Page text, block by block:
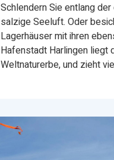
Schlendern Sie entlang
salzige Seeluft. Oder
Lagerhäuser mit ihren
Hafenstadt Harlingen liegt
Weltnaturerbe, und zieht